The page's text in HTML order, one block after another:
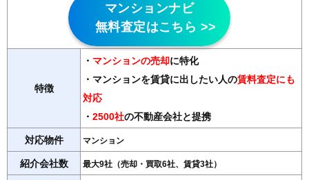
マンションナビ
無料査定はこちら >>
特徴
・ マンションの売却に特化
・マンションを賃貸に出したい人の賃料査定にも
対応
・ 2500社の不動産会社と提携
対応物件 マンション
紹介会社数 最大9社（売却・買取6社、賃貸3社）